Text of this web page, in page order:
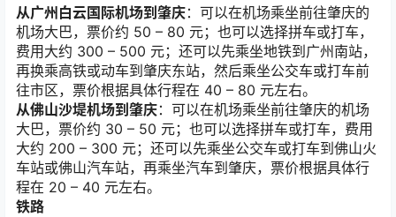
从广州白云国际机场到肇庆：可以在机场乘坐前往肇庆的
机场大巴，票价约 50 – 80 元；也可以选择拼车或打车，
费用大约 300 – 500 元；还可以先乘坐地铁到广州南站，
再换乘高铁或动车到肇庆东站，然后乘坐公交车或打车前
往市区，票价根据具体行程在 40 – 80 元左右。
从佛山沙堤机场到肇庆：可以在机场乘坐前往肇庆的机场
大巴，票价约 30 – 50 元；也可以选择拼车或打车，费用
大约 200 – 300 元；还可以先乘坐公交车或打车到佛山火
车站或佛山汽车站，再乘坐汽车到肇庆，票价根据具体行
程在 20 – 40 元左右。
铁路